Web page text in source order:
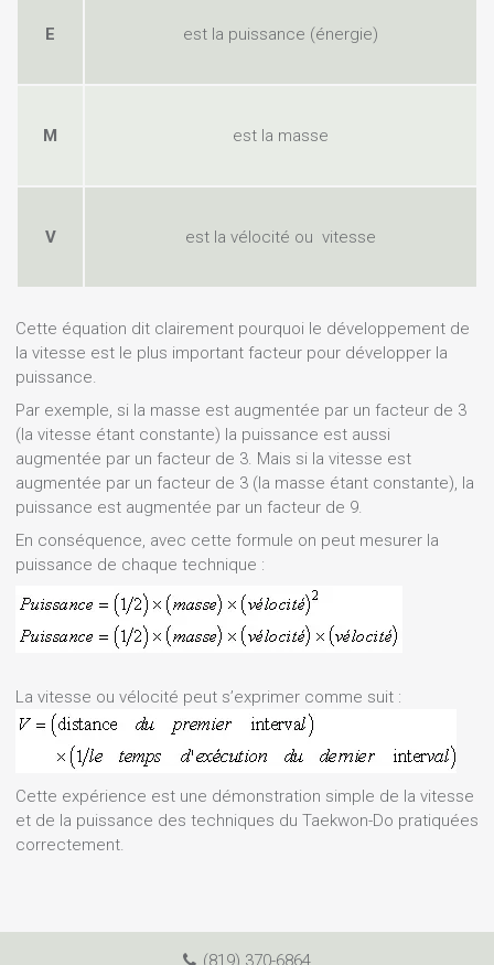
E est la puissance (énergie)
M est la masse
V est la vélocité ou vitesse
Cette équation dit clairement pourquoi le développement de
la vitesse est le plus important facteur pour développer la
puissance.
Par exemple, si la masse est augmentée par un facteur de 3
(la vitesse étant constante) la puissance est aussi
augmentée par un facteur de 3. Mais si la vitesse est
augmentée par un facteur de 3 (la masse étant constante), la
puissance est augmentée par un facteur de 9.
En conséquence, avec cette formule on peut mesurer la
puissance de chaque technique :
La vitesse ou vélocité peut s’exprimer comme suit :
Cette expérience est une démonstration simple de la vitesse
et de la puissance des techniques du Taekwon-Do pratiquées
correctement.
(819) 370-6864